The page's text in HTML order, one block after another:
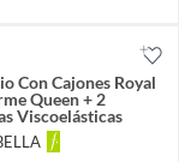
Con Cajones Royal
Queen + 2
Viscoelásticas